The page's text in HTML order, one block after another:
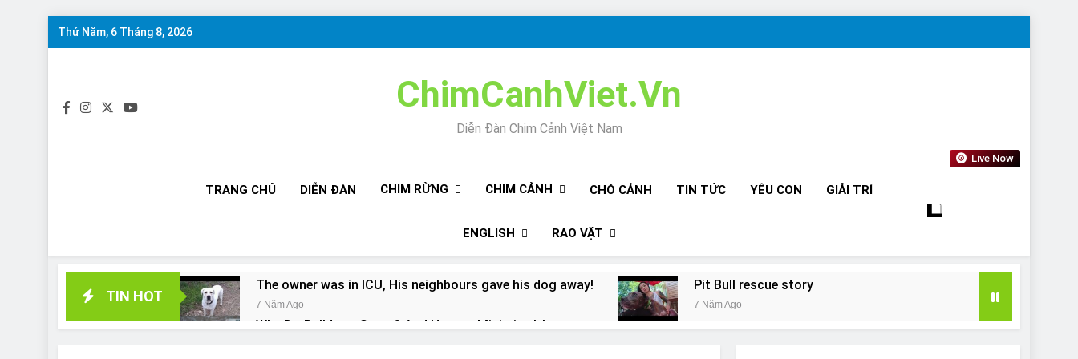
Skip
Thứ Năm, 6 Tháng 8, 2026
ChimCanhViet.Vn
Diễn Đàn Chim Cảnh Việt Nam
Live Now
TRANG CHỦ DIỄN ĐÀN CHIM RỪNG CHIM CẢNH CHÓ CẢNH TIN TỨC YÊU CON GIẢI TRÍ
ENGLISH RAO VẶT
TIN HOT
The owner was in ICU, His neighbours gave his dog away!
7 Năm Ago
Pit Bull rescue story
7 Năm Ago
Why Do Bulldogs Snore? And How to Minimize It!
7 Năm Ago